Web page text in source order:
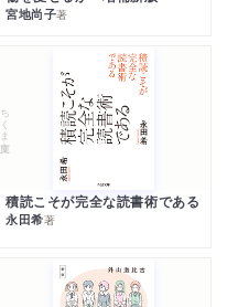
宮地尚子著
ちくま文庫
積読こそが完全な読書術である
永田希著